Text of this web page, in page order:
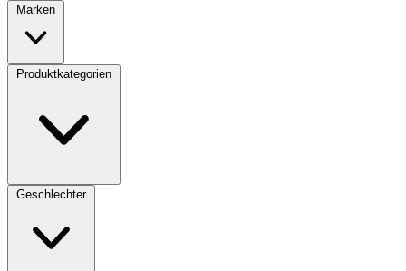
Marken
Produktkategorien
Geschlechter